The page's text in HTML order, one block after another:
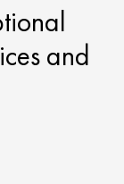
and